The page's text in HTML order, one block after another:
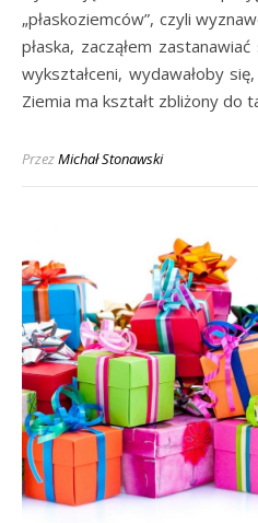
„płaskoziemców”, czyli
płaska, zacząłem
wykształceni, wydawałoby
Ziemia ma kształt zbliżony do
PrzezMichał Stonawski